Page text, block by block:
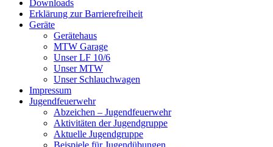
Downloads
Erklärung zur Barriere­frei­heit
Geräte
Gerätehaus
MTW Garage
Unser LF 10/6
Unser MTW
Unser Schlauchwagen
Impressum
Jugendfeuerwehr
Abzeichen – Jugendfeuerwehr
Aktivitäten der Jugendgruppe
Aktuelle Jugendgruppe